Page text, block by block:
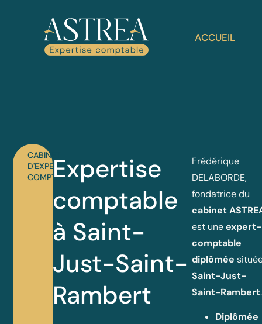
ACCUEIL
CABINET
D'EXPERTISE
COMPTABLEExpertise
comptable
à Saint-
Just-Saint-
Rambert
Frédérique
DELABORDE,
fondatrice du
cabinet
est uneexpert-
comptable
diplômée
Saint-Just-
Saint-Rambert.
Diplômée